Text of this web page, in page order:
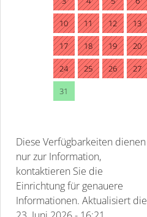
10 11 12 13
17 18 19 20
24 25 26 27
31
Diese Verfügbarkeiten dienen
nur zur Information,
kontaktieren Sie die
Einrichtung für genauere
Informationen. Aktualisiert die